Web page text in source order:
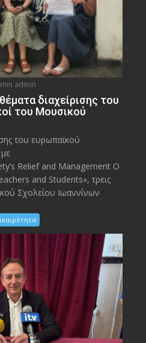
admin
διαχείρισης του
του Μουσικού
του ευρωπαϊκού
Relief and Management O
and Students», τρεις
Σχολείου Ιωαννίνων